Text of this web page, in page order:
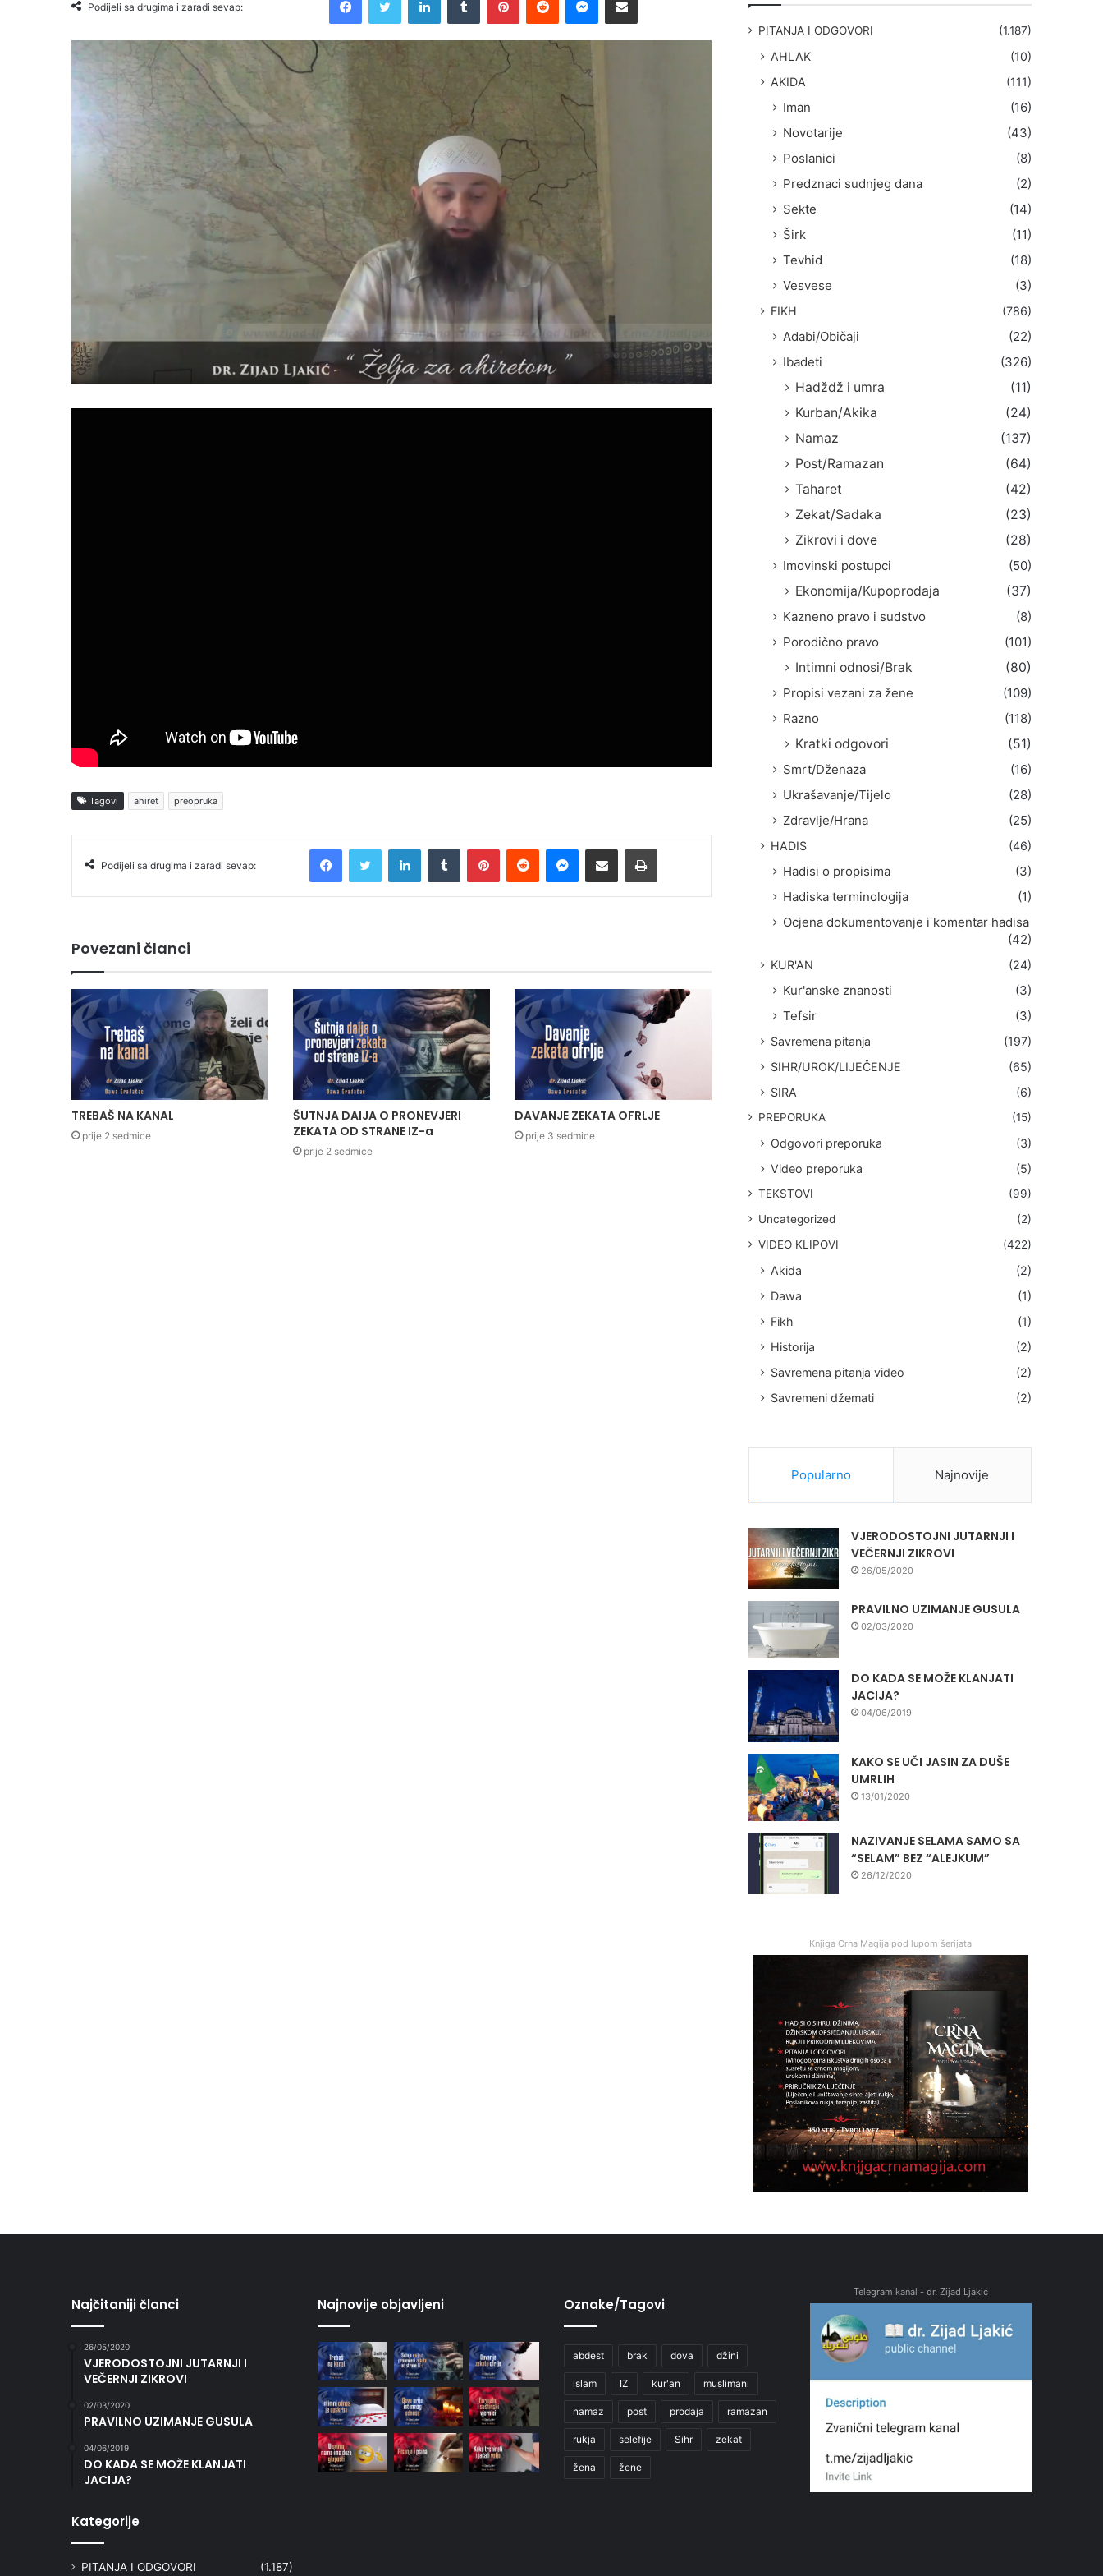
Podijeli sa drugima i zaradi sevap:
Tagovi ahiret preopruka
Podijeli sa drugima i zaradi sevap:
Povezani članci
TREBAŠ NA KANAL
prije 2 sedmice
ŠUTNJA DAIJA O PRONEVJERI
ZEKATA OD STRANE IZ-a
prije 2 sedmice
DAVANJE ZEKATA OFRLJE
prije 3 sedmice
PITANJA I ODGOVORI (1.187)
AHLAK
(10)
AKIDA
(111)
Iman
(16)
Novotarije
(43)
Poslanici
(8)
Predznaci sudnjeg dana
(2)
Sekte
(14)
Širk
(11)
Tevhid
(18)
Vesvese
(3)
FIKH (786)
Adabi/Običaji
(22)
Ibadeti
(326)
Hadždž i umra
(11)
Kurban/Akika
(24)
Namaz
(137)
Post/Ramazan
(64)
Taharet
(42)
Zekat/Sadaka
(23)
Zikrovi i dove
(28)
Imovinski postupci
(50)
Ekonomija/Kupoprodaja
(37)
Kazneno pravo i sudstvo
(8)
Porodično pravo
(101)
Intimni odnosi/Brak
(80)
Propisi vezani za žene
(109)
Razno
(118)
Kratki odgovori
(51)
Smrt/Dženaza
(16)
Ukrašavanje/Tijelo
(28)
Zdravlje/Hrana
(25)
HADIS (46)
Hadisi o propisima
(3)
Hadiska terminologija
(1)
Ocjena dokumentovanje i komentar hadisa
(42)
KUR'AN (24)
Kur'anske znanosti
(3)
Tefsir
(3)
Savremena pitanja
(197)
SIHR/UROK/LIJEČENJE
(65)
SIRA
(6)
PREPORUKA (15)
Odgovori preporuka
(3)
Video preporuka
(5)
TEKSTOVI
(99)
Uncategorized
(2)
VIDEO KLIPOVI
(422)
Akida
(2)
Dawa
(1)
Fikh
(1)
Historija
(2)
Savremena pitanja video
(2)
Savremeni džemati
(2)
Popularno Najnovije
VJERODOSTOJNI JUTARNJI I
VEČERNJI ZIKROVI
26/05/2020
PRAVILNO UZIMANJE GUSULA
02/03/2020
DO KADA SE MOŽE KLANJATI
JACIJA?
04/06/2019
KAKO SE UČI JASIN ZA DUŠE
UMRLIH
13/01/2020
NAZIVANJE SELAMA SAMO SA
“SELAM” BEZ “ALEJKUM”
26/12/2020
Knjiga Crna Magija pod lupom šerijata
Najčitaniji članci
26/05/2020
VJERODOSTOJNI JUTARNJI I
VEČERNJI ZIKROVI
02/03/2020
PRAVILNO UZIMANJE GUSULA
04/06/2019
DO KADA SE MOŽE KLANJATI
JACIJA?
Kategorije
PITANJA I ODGOVORI (1.187)
Najnovije objavljeni Oznake/Tagovi
abdest brak dova džini
islam IZ kur'an muslimani
namaz post prodaja ramazan
rukja selefije Sihr zekat
žena žene
Telegram kanal - dr. Zijad Ljakić